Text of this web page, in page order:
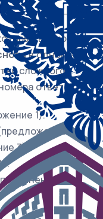
верно
в одном из
сложного
ответов.
1).
2).
3).